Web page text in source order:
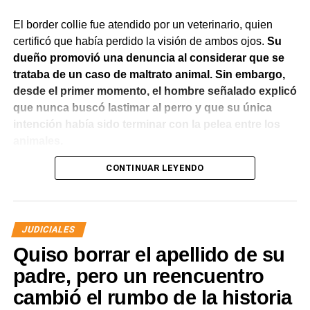
El border collie fue atendido por un veterinario, quien
certificó que había perdido la visión de ambos ojos. Su
dueño promovió una denuncia al considerar que se
trataba de un caso de maltrato animal. Sin embargo,
desde el primer momento, el hombre señalado explicó
que nunca buscó lastimar al perro y que su única
intención había sido terminar con la pelea entre los
El Juzgado de Paz analizó el caso y resolvió desestimar
que los hechos no configuraban la contravención de
maltrato animal prevista en el Código Contravencional.
La sentencia destacó que esa figura exige una conducta
dolosa, es decir, la voluntad de provocar daño al animal.
En este caso, la magistrada entendió que del propio
relato del denunciante surgía que el hombre actuó para
CONTINUAR LEYENDO
JUDICIALES
Quiso borrar el apellido de su
padre, pero un reencuentro
cambió el rumbo de la historia